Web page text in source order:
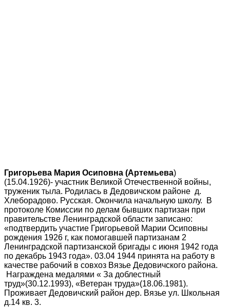
Григорьева Мария Осиповна (Артемьева)
(15.04.1926)- участник Великой Отечественной войны,
труженик тыла. Родилась в Дедовичском районе д.
Хлеборадово. Русская. Окончила начальную школу. В
протоколе Комиссии по делам бывших партизан при
правительстве Ленинградской области записано:
«подтвердить участие Григорьевой Марии Осиповны
рождения 1926 г, как помогавшей партизанам 2
Ленинградской партизанской бригады с июня 1942 года
по декабрь 1943 года». 03.04 1944 принята на работу в
качестве рабочий в совхоз Вязье Дедовичского района.
Награждена медалями « За доблестный
труд»(30.12.1993), «Ветеран труда»(18.06.1981).
Проживает Дедовичский район дер. Вязье ул. Школьная
д.14 кв. 3.